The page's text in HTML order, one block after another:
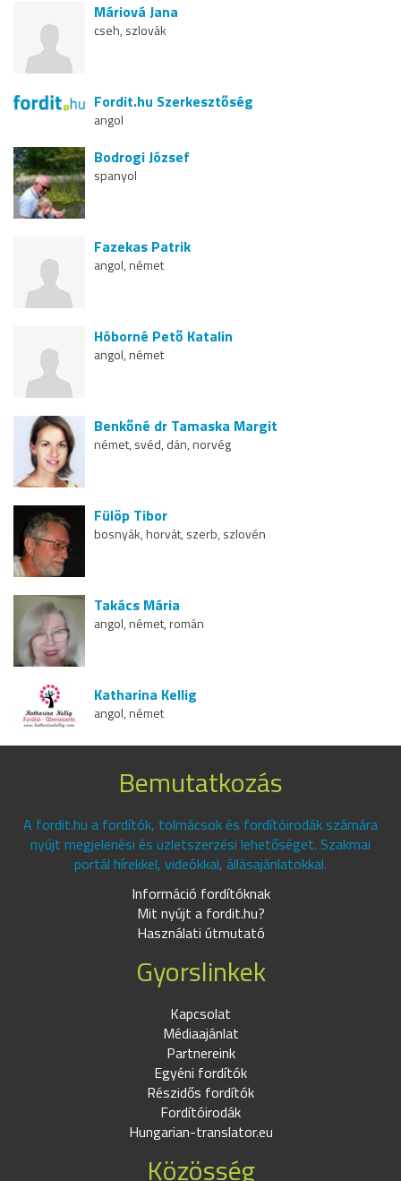
Máriová Jana
cseh, szlovák
Fordit.hu Szerkesztőség
angol
Bodrogi József
spanyol
Fazekas Patrik
angol, német
Hóborné Pető Katalin
angol, német
Benkőné dr Tamaska Margit
német, svéd, dán, norvég
Fülöp Tibor
bosnyák, horvát, szerb, szlovén
Takács Mária
angol, német, román
Katharina Kellig
angol, német
Bemutatkozás
A fordit.hu a fordítók, tolmácsok és fordítóirodák számára
nyújt megjelenési és üzletszerzési lehetőséget. Szakmai
portál hírekkel, videókkal, állásajánlatokkal.
Információ fordítóknak
Mit nyújt a fordit.hu?
Használati útmutató
Gyorslinkek
Kapcsolat
Médiaajánlat
Partnereink
Egyéni fordítók
Részidős fordítók
Fordítóirodák
Hungarian-translator.eu
Közösség